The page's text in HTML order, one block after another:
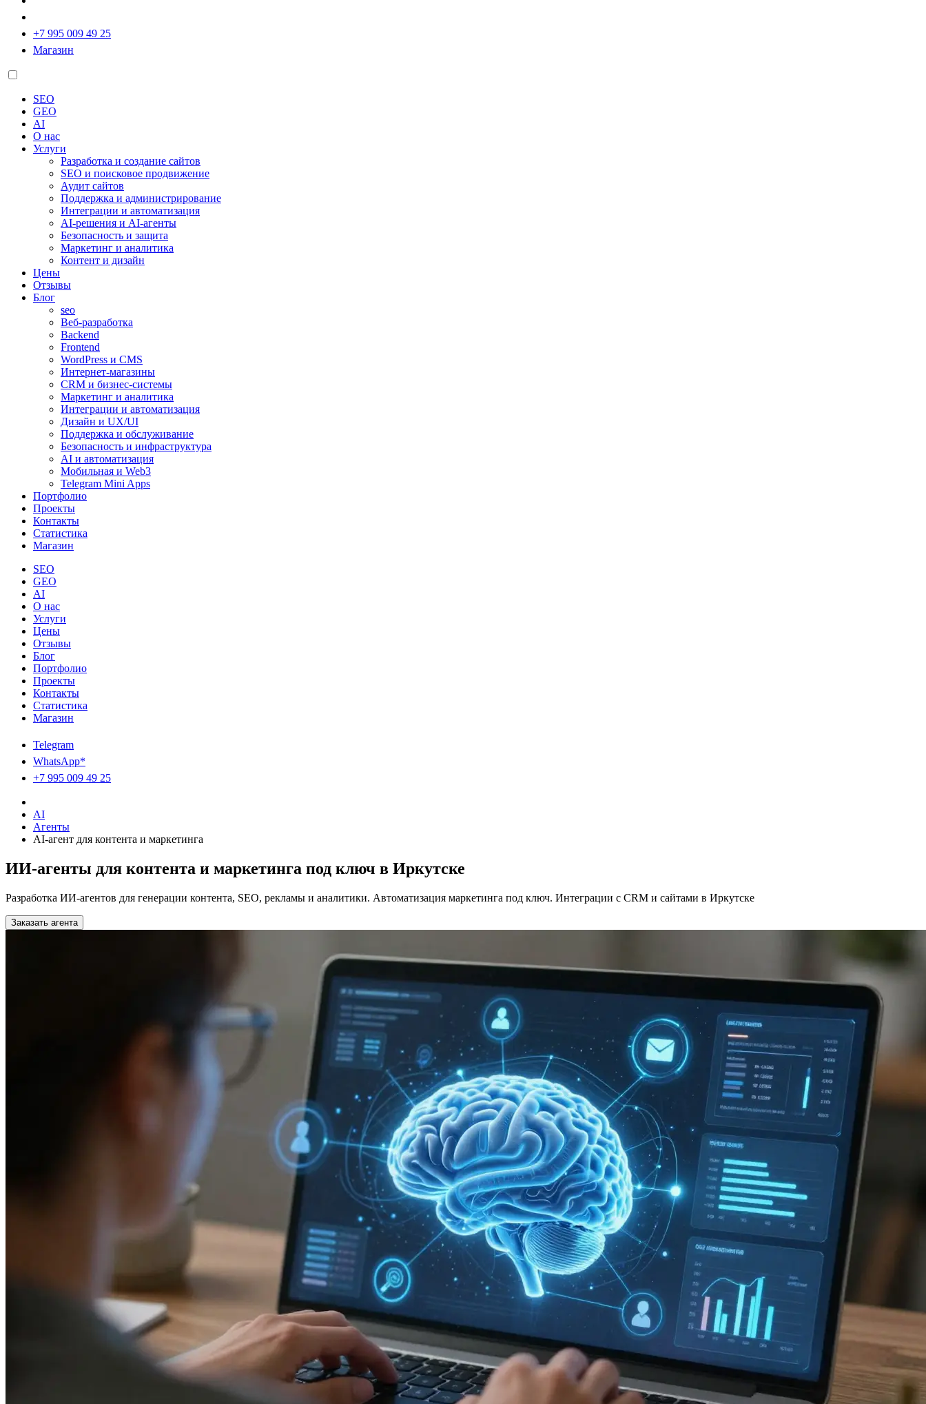
+7 995 009 49 25
Магазин
SEO
GEO
AI
О нас
Услуги
Разработка и создание сайтов
SEO и поисковое продвижение
Аудит сайтов
Поддержка и администрирование
Интеграции и автоматизация
AI-решения и AI-агенты
Безопасность и защита
Маркетинг и аналитика
Контент и дизайн
Цены
Отзывы
Блог
seo
Веб-разработка
Backend
Frontend
WordPress и CMS
Интернет-магазины
CRM и бизнес-системы
Маркетинг и аналитика
Интеграции и автоматизация
Дизайн и UX/UI
Поддержка и обслуживание
Безопасность и инфраструктура
AI и автоматизация
Мобильная и Web3
Telegram Mini Apps
Портфолио
Проекты
Контакты
Статистика
Магазин
SEO
GEO
AI
О нас
Услуги
Цены
Отзывы
Блог
Портфолио
Проекты
Контакты
Статистика
Магазин
Telegram
WhatsApp*
+7 995 009 49 25
AI
Агенты
AI-агент для контента и маркетинга
ИИ-агенты для контента и маркетинга под ключ в Иркутске
Разработка ИИ-агентов для генерации контента, SEO, рекламы и аналитики. Автоматизация маркетинга под ключ. Интеграции с CRM и сайтами в Иркутске
Заказать агента